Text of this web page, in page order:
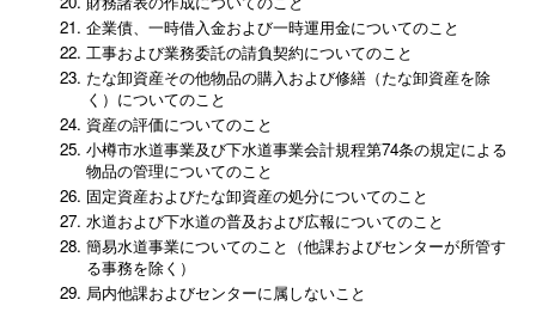
企業債、一時借入金および一時運用金についてのこと
工事および業務委託の請負契約についてのこと
たな卸資産その他物品の購入および修繕（たな卸資産を除
く）についてのこと
資産の評価についてのこと
小樽市水道事業及び下水道事業会計規程第74条の規定による
物品の管理についてのこと
固定資産およびたな卸資産の処分についてのこと
水道および下水道の普及および広報についてのこと
簡易水道事業についてのこと（他課およびセンターが所管す
る事務を除く）
局内他課およびセンターに属しないこと